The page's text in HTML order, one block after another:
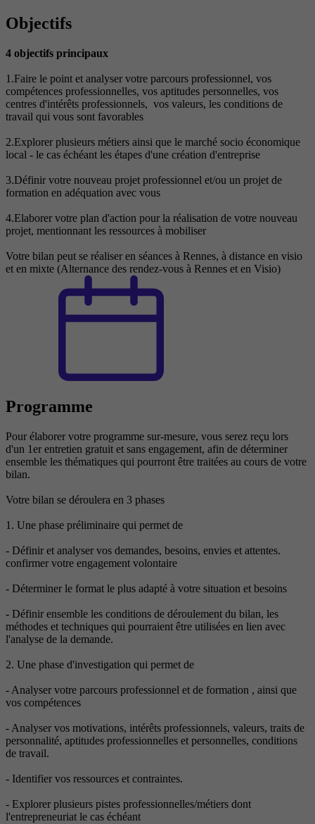
Objectifs
4 objectifs principaux
1.Faire le point et analyser votre parcours professionnel, vos
compétences professionnelles, vos aptitudes personnelles, vos
centres d'intérêts professionnels, vos valeurs, les conditions de
travail qui vous sont favorables
2.Explorer plusieurs métiers ainsi que le marché socio économique
local - le cas échéant les étapes d'une création d'entreprise
3.Définir votre nouveau projet professionnel et/ou un projet de
formation en adéquation avec vous
4.Elaborer votre plan d'action pour la réalisation de votre nouveau
projet, mentionnant les ressources à mobiliser
Votre bilan peut se réaliser en séances à Rennes, à distance en visio
et en mixte (Alternance des rendez-vous à Rennes et en Visio)
Programme
Pour élaborer votre programme sur-mesure, vous serez reçu lors
d'un 1er entretien gratuit et sans engagement, afin de déterminer
ensemble les thématiques qui pourront être traitées au cours de votre
bilan.
Votre bilan se déroulera en 3 phases
1. Une phase préliminaire qui permet de
- Définir et analyser vos demandes, besoins, envies et attentes.
confirmer votre engagement volontaire
- Déterminer le format le plus adapté à votre situation et besoins
- Définir ensemble les conditions de déroulement du bilan, les
méthodes et techniques qui pourraient être utilisées en lien avec
l'analyse de la demande.
2. Une phase d'investigation qui permet de
- Analyser votre parcours professionnel et de formation , ainsi que
vos compétences
- Analyser vos motivations, intérêts professionnels, valeurs, traits de
personnalité, aptitudes professionnelles et personnelles, conditions
de travail.
- Identifier vos ressources et contraintes.
- Explorer plusieurs pistes professionnelles/métiers dont
l'entrepreneuriat le cas échéant